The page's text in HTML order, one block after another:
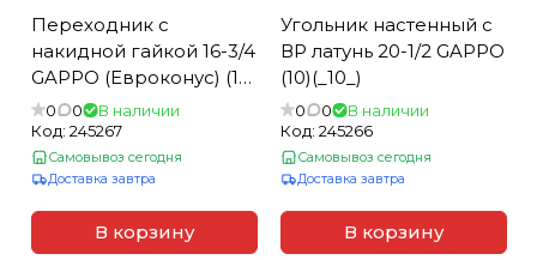
Переходник с
накидной гайкой 16-3/4
GAPPO (Евроконус) (10)
(_10_)
0 0
В наличии
Код: 245267
Самовывоз сегодня
Доставка завтра
В корзину
Угольник настенный с
ВР латунь 20-1/2 GAPPO
(10)(_10_)
0 0
В наличии
Код: 245266
Самовывоз сегодня
Доставка завтра
В корзину